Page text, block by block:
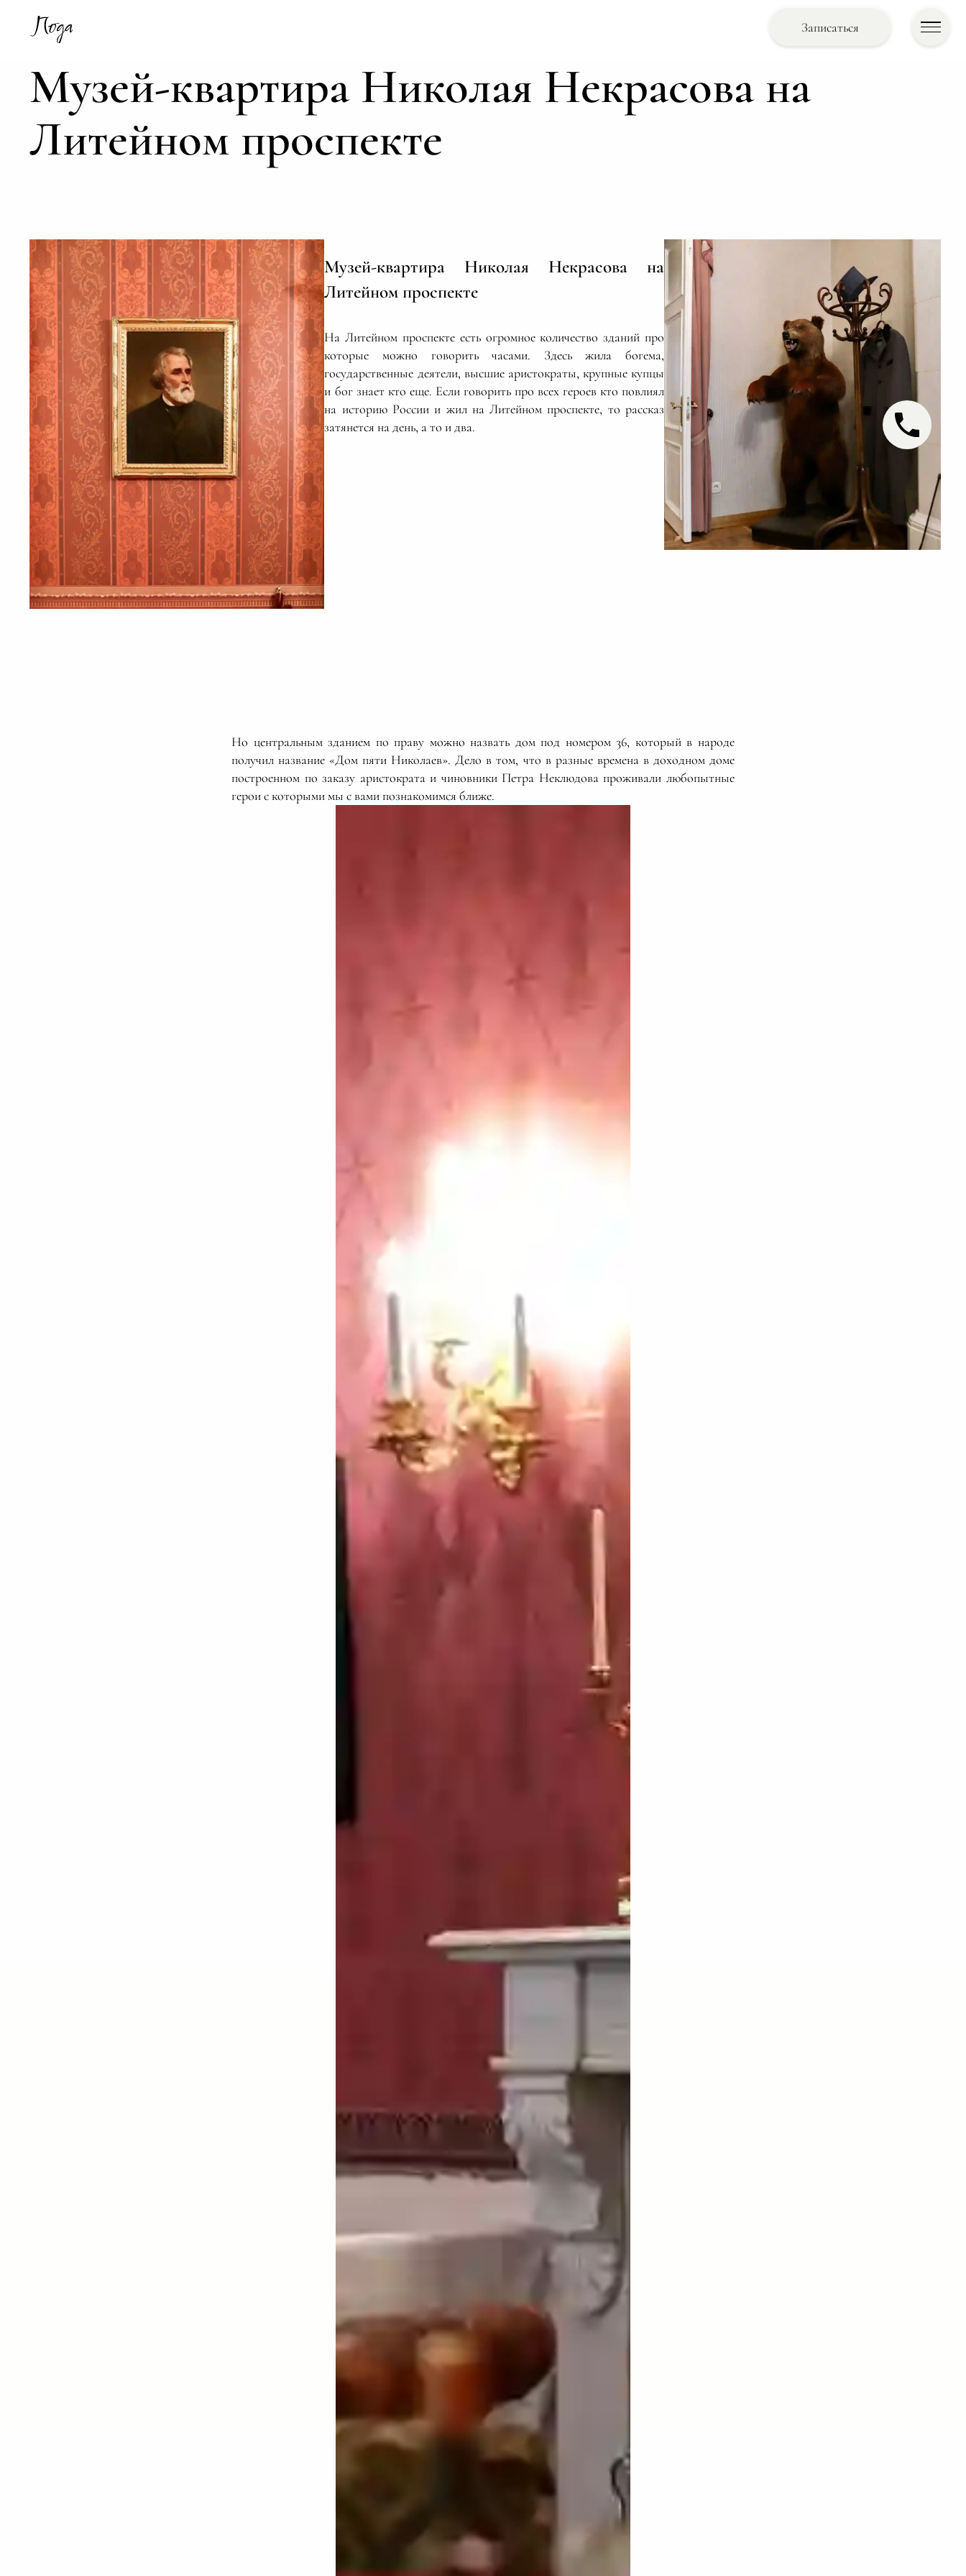
Записаться
Музей-квартира Николая Некрасова на
Литейном проспекте
Музей-квартира Николая Некрасова на
Литейном проспекте
На Литейном проспекте есть огромное количество зданий про
которые можно говорить часами. Здесь жила богема,
государственные деятели, высшие аристократы, крупные купцы
и бог знает кто еще. Если говорить про всех героев кто повлиял
на историю России и жил на Литейном проспекте, то рассказ
затянется на день, а то и два.
Но центральным зданием по праву можно назвать дом под номером 36, который в народе
получил название «Дом пяти Николаев». Дело в том, что в разные времена в доходном доме
построенном по заказу аристократа и чиновники Петра Неклюдова проживали любопытные
герои с которыми мы с вами познакомимся ближе.